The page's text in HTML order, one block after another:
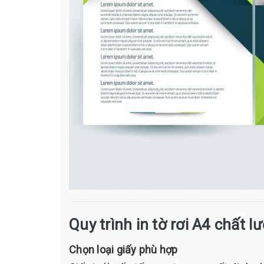
Quy trình in tờ rơi A4 chất
Chọn loại giấy phù hợp